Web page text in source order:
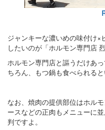
ジャンキーな濃いめの味付け×
したいのが「ホルモン専門店 烈
ホルモン専門店と謳うだけあ
ちろん、もつ鍋も食べられると
なお、焼肉の提供部位はホル
ースなどの正肉もメニューに
判ですよ。